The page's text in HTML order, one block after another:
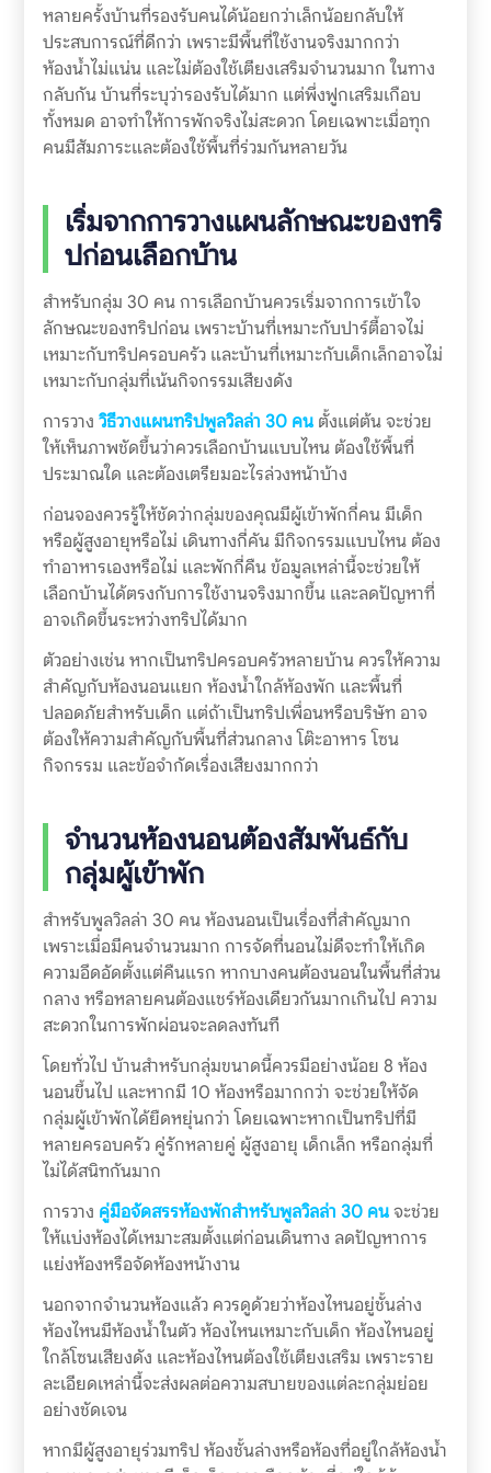
หลายครั้งบ้านที่รองรับคนได้น้อยกว่าเล็กน้อยกลับให้
ประสบการณ์ที่ดีกว่า เพราะมีพื้นที่ใช้งานจริงมากกว่า
ห้องน้ำไม่แน่น และไม่ต้องใช้เตียงเสริมจำนวนมาก ในทาง
กลับกัน บ้านที่ระบุว่ารองรับได้มาก แต่พึ่งฟูกเสริมเกือบ
ทั้งหมด อาจทำให้การพักจริงไม่สะดวก โดยเฉพาะเมื่อทุก
คนมีสัมภาระและต้องใช้พื้นที่ร่วมกันหลายวัน
เริ่มจากการวางแผนลักษณะของทริ
ปก่อนเลือกบ้าน
สำหรับกลุ่ม 30 คน การเลือกบ้านควรเริ่มจากการเข้าใจ
ลักษณะของทริปก่อน เพราะบ้านที่เหมาะกับปาร์ตี้อาจไม่
เหมาะกับทริปครอบครัว และบ้านที่เหมาะกับเด็กเล็กอาจไม่
เหมาะกับกลุ่มที่เน้นกิจกรรมเสียงดัง
การวาง วิธีวางแผนทริปพูลวิลล่า 30 คนตั้งแต่ต้น จะช่วย
ให้เห็นภาพชัดขึ้นว่าควรเลือกบ้านแบบไหน ต้องใช้พื้นที่
ประมาณใด และต้องเตรียมอะไรล่วงหน้าบ้าง
ก่อนจองควรรู้ให้ชัดว่ากลุ่มของคุณมีผู้เข้าพักกี่คน มีเด็ก
หรือผู้สูงอายุหรือไม่ เดินทางกี่คัน มีกิจกรรมแบบไหน ต้อง
ทำอาหารเองหรือไม่ และพักกี่คืน ข้อมูลเหล่านี้จะช่วยให้
เลือกบ้านได้ตรงกับการใช้งานจริงมากขึ้น และลดปัญหาที่
อาจเกิดขึ้นระหว่างทริปได้มาก
ตัวอย่างเช่น หากเป็นทริปครอบครัวหลายบ้าน ควรให้ความ
สำคัญกับห้องนอนแยก ห้องน้ำใกล้ห้องพัก และพื้นที่
ปลอดภัยสำหรับเด็ก แต่ถ้าเป็นทริปเพื่อนหรือบริษัท อาจ
ต้องให้ความสำคัญกับพื้นที่ส่วนกลาง โต๊ะอาหาร โซน
กิจกรรม และข้อจำกัดเรื่องเสียงมากกว่า
จำนวนห้องนอนต้องสัมพันธ์กับ
กลุ่มผู้เข้าพัก
สำหรับพูลวิลล่า 30 คน ห้องนอนเป็นเรื่องที่สำคัญมาก
เพราะเมื่อมีคนจำนวนมาก การจัดที่นอนไม่ดีจะทำให้เกิด
ความอึดอัดตั้งแต่คืนแรก หากบางคนต้องนอนในพื้นที่ส่วน
กลาง หรือหลายคนต้องแชร์ห้องเดียวกันมากเกินไป ความ
สะดวกในการพักผ่อนจะลดลงทันที
โดยทั่วไป บ้านสำหรับกลุ่มขนาดนี้ควรมีอย่างน้อย 8 ห้อง
นอนขึ้นไป และหากมี 10 ห้องหรือมากกว่า จะช่วยให้จัด
กลุ่มผู้เข้าพักได้ยืดหยุ่นกว่า โดยเฉพาะหากเป็นทริปที่มี
หลายครอบครัว คู่รักหลายคู่ ผู้สูงอายุ เด็กเล็ก หรือกลุ่มที่
ไม่ได้สนิทกันมาก
การวาง คู่มือจัดสรรห้องพักสำหรับพูลวิลล่า 30 คนจะช่วย
ให้แบ่งห้องได้เหมาะสมตั้งแต่ก่อนเดินทาง ลดปัญหาการ
แย่งห้องหรือจัดห้องหน้างาน
นอกจากจำนวนห้องแล้ว ควรดูด้วยว่าห้องไหนอยู่ชั้นล่าง
ห้องไหนมีห้องน้ำในตัว ห้องไหนเหมาะกับเด็ก ห้องไหนอยู่
ใกล้โซนเสียงดัง และห้องไหนต้องใช้เตียงเสริม เพราะราย
ละเอียดเหล่านี้จะส่งผลต่อความสบายของแต่ละกลุ่มย่อย
อย่างชัดเจน
หากมีผู้สูงอายุร่วมทริป ห้องชั้นล่างหรือห้องที่อยู่ใกล้ห้องน้ำ